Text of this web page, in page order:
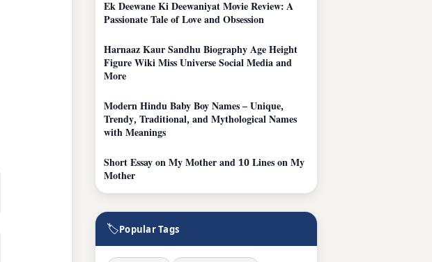
Ek Deewane Ki Deewaniyat Movie Review: A
Passionate Tale of Love and Obsession
Harnaaz Kaur Sandhu Biography Age Height
Figure Wiki Miss Universe Social Media and
More
Modern Hindu Baby Boy Names – Unique,
Trendy, Traditional, and Mythological Names
with Meanings
Short Essay on My Mother and 10 Lines on My
Mother
🏷Popular Tags